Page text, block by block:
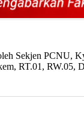
Sekjen
RT.01,